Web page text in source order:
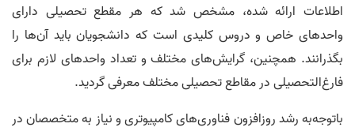
اطلاعات ارائه شده، مشخص شد که هر مقطع تحصیلی دارای
واحدهای خاص و دروس کلیدی است که دانشجویان باید آن‌ها را
بگذرانند. همچنین، گرایش‌های مختلف و تعداد واحدهای لازم برای
فارغ‌التحصیلی در مقاطع تحصیلی مختلف معرفی گردید.
باتوجه‌به رشد روزافزون فناوری‌های کامپیوتری و نیاز به متخصصان در